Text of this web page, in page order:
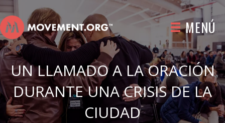
MENÚ
UN LLAMADO A LA ORACIÓN
DURANTE UNA CRISIS DE LA
CIUDAD